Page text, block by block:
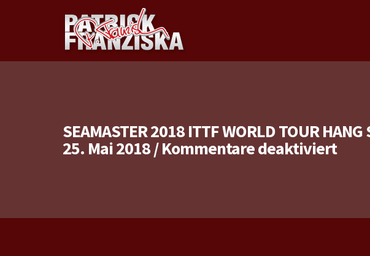
SEAMASTER 2018 ITTF WORLD TOUR
25. Mai 2018/Kommentare deaktiviertfür